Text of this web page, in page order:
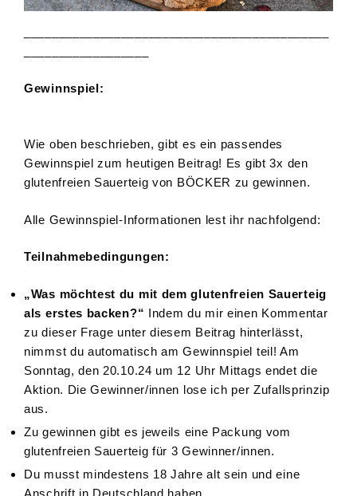
Gewinnspiel:
Wie oben beschrieben, gibt es ein passendes
Gewinnspiel zum heutigen Beitrag! Es gibt 3x den
glutenfreien Sauerteig von BÖCKER zu gewinnen.
Alle Gewinnspiel-Informationen lest ihr nachfolgend:
Teilnahmebedingungen:
„Was möchtest du mit dem glutenfreien Sauerteig
als erstes backen?“ Indem du mir einen Kommentar
zu dieser Frage unter diesem Beitrag hinterlässt,
nimmst du automatisch am Gewinnspiel teil! Am
Sonntag, den 20.10.24 um 12 Uhr Mittags endet die
Aktion. Die Gewinner/innen lose ich per Zufallsprinzip
aus.
Zu gewinnen gibt es jeweils eine Packung vom
glutenfreien Sauerteig für 3 Gewinner/innen.
Du musst mindestens 18 Jahre alt sein und eine
Anschrift in Deutschland haben.